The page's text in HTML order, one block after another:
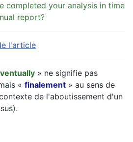
completed your analysis in time
report?
l'article
» ne signifie pas
« finalement » au sens de
de l'aboutissement d'un